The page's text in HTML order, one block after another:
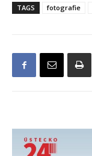
TAGS fotografie